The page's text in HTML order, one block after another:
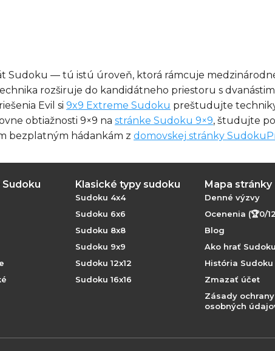
Sudoku — tú istú úroveň, ktorá rámcuje
rozširuje do kandidátneho priestoru s
Evil si 9x9 Extreme Sudoku preštudujte
obtiažnosti 9×9 na stránke Sudoku 9×9, študujte
bezplatným hádankám z domovskej stránky
Sudoku Klasické typy sudoku
Sudoku 4x4
Sudoku 6x6
Sudoku 8x8
Sudoku 9x9
Sudoku 12x12
Sudoku 16x16
Mapa stránky
Denné výzvy
Ocenenia (🏆0/
Blog
Ako hrať Sudoku
História Sudoku
Zmazať účet
Zásady ochrany
osobných